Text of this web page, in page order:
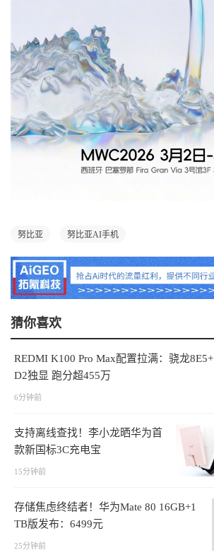
努比亚 努比亚AI手机
猜你喜欢
REDMI K100 Pro Max配置拉满：骁龙8E5+
D2独显 跑分超455万
6分钟前
支持离线查找！李小龙晒华为首
款新国标3C充电宝
15分钟前
存储焦虑终结者！华为Mate 80 16GB+1
TB版发布：6499元
25分钟前